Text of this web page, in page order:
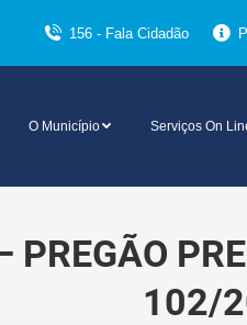
156 - Fala Cidadão
O Município Serviços On
PREGÃO
102/